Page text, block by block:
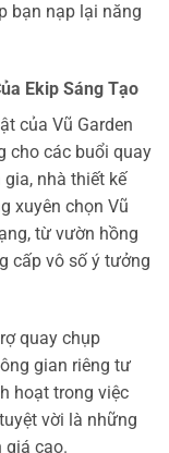
bạn nạp lại năng
Ekip Sáng Tạo
của Vũ Garden
cho các buổi quay
nhà thiết kế
xuyên chọn Vũ
từ vườn hồng
cấp vô số ý tưởng
quay chụp
gian riêng tư
hoạt trong việc
vời là những
giá cao.